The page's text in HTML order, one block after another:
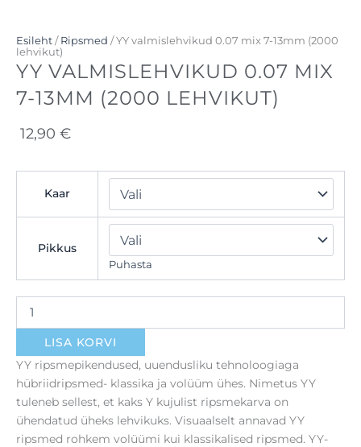
Esileht / Ripsmed / YY valmislehvikud 0.07 mix 7-13mm (2000
lehvikut)
YY VALMISLEHVIKUD 0.07 MIX
7-13MM (2000 LEHVIKUT)
12,90 €
Kaar
Pikkus
Puhasta
valmislehvikud
kogus
LISA KORVI
YY ripsmepikendused, uuendusliku tehnoloogiaga
hübriidripsmed- klassika ja volüüm ühes. Nimetus YY
tuleneb sellest, et kaks Y kujulist ripsmekarva on
ühendatud üheks lehvikuks. Visuaalselt annavad YY
ripsmed rohkem volüümi kui klassikalised ripsmed. YY-